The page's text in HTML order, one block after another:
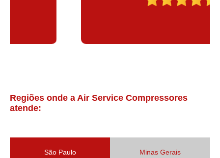
Regiões onde a Air Service Compressores
atende:
São Paulo Minas Gerais